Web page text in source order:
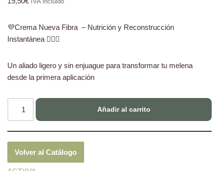
IVA incluido
💜Crema Nueva Fibra – Nutrición y Reconstrucción
Instantánea 💆‍♀️✨
Un aliado ligero y sin enjuague para transformar tu melena
desde la primera aplicación
Añadir al carrito
Volver al Catálogo